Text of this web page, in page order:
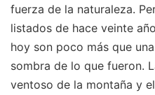
fuerza de la naturaleza.
listados de hace veinte
hoy son poco más que
sombra de lo que fueron.
ventoso de la montaña y